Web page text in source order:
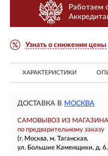
Работаем
Узнать о снижении цены
ХАРАКТЕРИСТИКИ
ДОСТАВКА В МОСКВА
САМОВЫВОЗ ИЗ МАГАЗИНА
по предварительному заказу
(г. Москва, м. Таганская,
ул. Большие Каменщики, д. 6,